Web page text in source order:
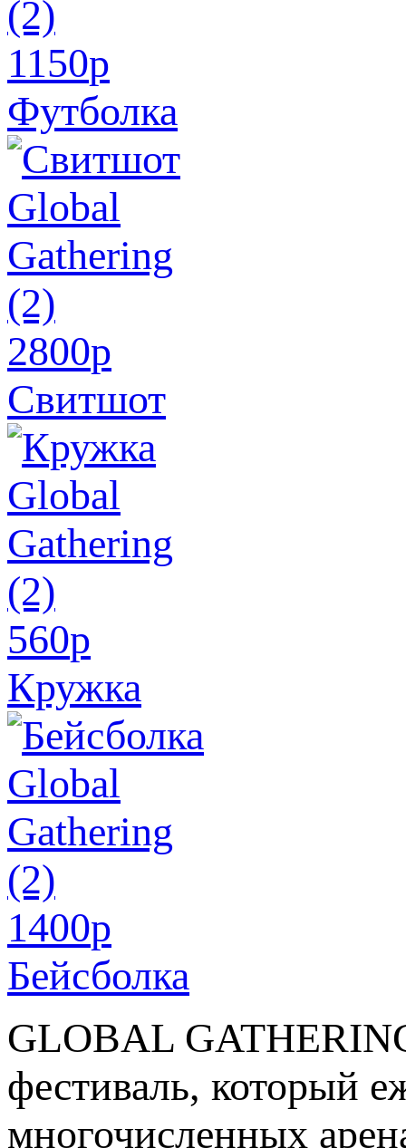
1150p
Футболка
2800p
Свитшот
560p
Кружка
1400p
Бейсболка
GLOBAL
фестиваль, который
многочисленных